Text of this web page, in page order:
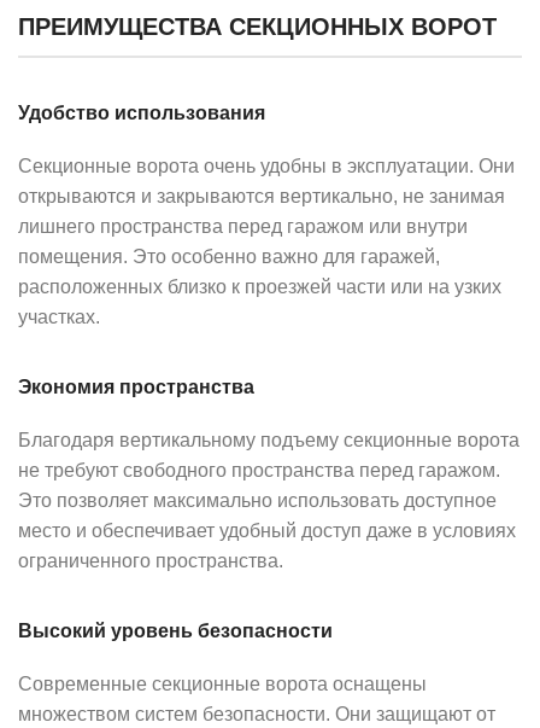
ПРЕИМУЩЕСТВА СЕКЦИОННЫХ ВОРОТ
Удобство использования
Секционные ворота очень удобны в эксплуатации. Они
открываются и закрываются вертикально, не занимая
лишнего пространства перед гаражом или внутри
помещения. Это особенно важно для гаражей,
расположенных близко к проезжей части или на узких
участках.
Экономия пространства
Благодаря вертикальному подъему секционные ворота
не требуют свободного пространства перед гаражом.
Это позволяет максимально использовать доступное
место и обеспечивает удобный доступ даже в условиях
ограниченного пространства.
Высокий уровень безопасности
Современные секционные ворота оснащены
множеством систем безопасности. Они защищают от